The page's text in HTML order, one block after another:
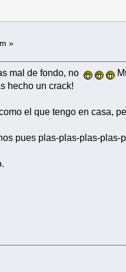
»
mal de fondo, no
hecho un crack!
el que tengo en casa,
pues plas-plas-plas-plas-